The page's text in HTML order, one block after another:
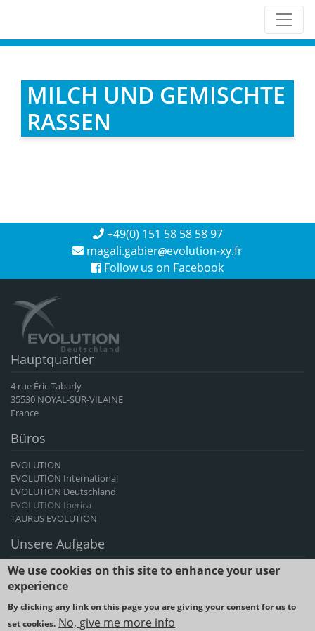
MILCH UND GEMISCHTE
RASSEN
+49(0) 151 58 58 58 97
magali.gabier evolution-xy.fr
Follow us on Facebook
Hauptquartier
4 rue Éric Tabarly
35530 NOYAL-SUR-VILAINE
France
Büros
EVOLUTION
EVOLUTION International
EVOLUTION Deutschland
EVOLUTION Iberica
TAURUS EVOLUTION
Unsere Aufgabe
EVOLUTION International ist der führende französische Exporteur von
Rinder- und Ziegengenetik und seit mehr als 60 Jahren ein Anbieter
von genetischem Fortschritt.
We use cookies on this site to enhance your user
experience
By clicking any link on this page you are giving your consent for us to
set cookies. No, give me more info